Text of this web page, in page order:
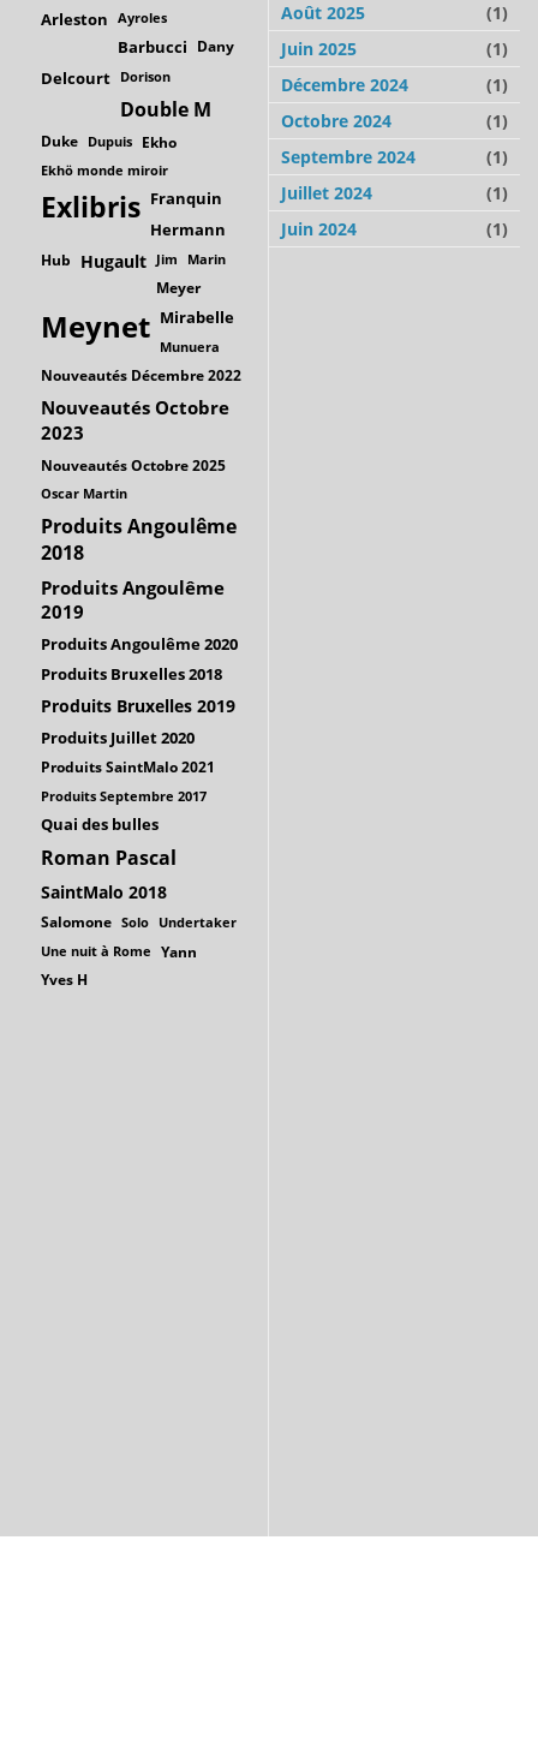
Arleston Ayroles
Barbucci Dany
Delcourt Dorison
Double M
Duke Dupuis Ekho
Ekhö monde miroir
Exlibris Franquin
Hermann
Hub Hugault Jim Marin
Meyer
Meynet Mirabelle
Munuera
Nouveautés Décembre 2022
Nouveautés Octobre
2023
Nouveautés Octobre 2025
Oscar Martin
Produits Angoulême
2018
Produits Angoulême
2019
Produits Angoulême 2020
Produits Bruxelles 2018
Produits Bruxelles 2019
Produits Juillet 2020
Produits SaintMalo 2021
Produits Septembre 2017
Quai des bulles
Roman Pascal
SaintMalo 2018
Salomone Solo Undertaker
Une nuit à Rome Yann
Yves H
Août 2025
(1)
Juin 2025
(1)
Décembre 2024
(1)
Octobre 2024
(1)
Septembre 2024
(1)
Juillet 2024
(1)
Juin 2024
(1)